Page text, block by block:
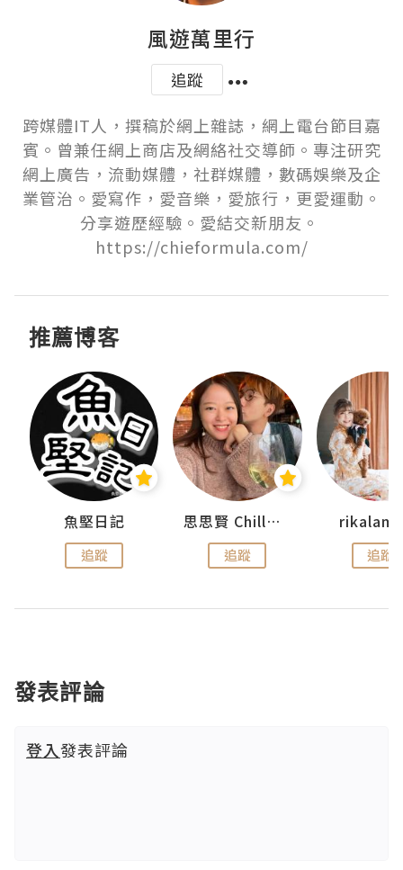
風遊萬里行
追蹤
跨媒體IT人，撰稿於網上雜誌，網上電台節目嘉
賓。曾兼任網上商店及網絡社交導師。專注研究
網上廣告，流動媒體，社群媒體，數碼娛樂及企
業管治。愛寫作，愛音樂，愛旅行，更愛運動。
分享遊歷經驗。愛結交新朋友。
https://chieformula.com/
推薦博客
魚堅日記
追蹤
思思賢 ChillMyBabe
追蹤 追蹤
發表評論
登入發表評論